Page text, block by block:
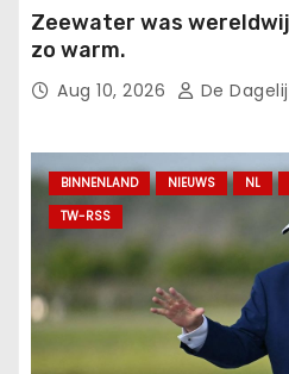
Zeewater was
zo warm.
Aug 10, 2026 De
BINNENLAND NIEUWS NL
TW-RSS